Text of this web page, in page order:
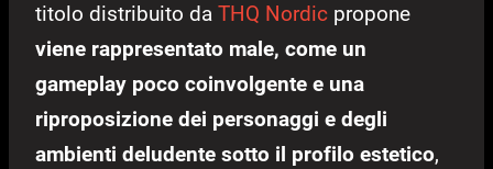
titolo distribuito da THQ Nordic propone
viene rappresentato male, come un
gameplay poco coinvolgente e una
riproposizione dei personaggi e degli
ambienti deludente sotto il profilo estetico,